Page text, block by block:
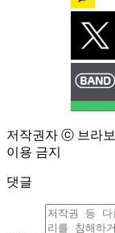
저작권자 ⓒ 브라
이용 금지
댓글